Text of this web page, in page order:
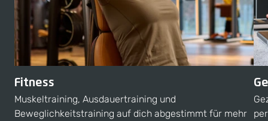
Fitness
Muskeltraining, Ausdauertraining und
Beweglichkeitstraining auf dich abgestimmt für mehr